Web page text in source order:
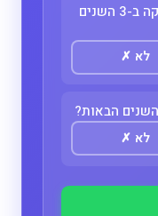
המעטפת הביטוחית שלכם נבדקה ב-3 השנים
לא ✗
לא ✗